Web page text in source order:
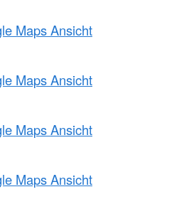
Maps Ansicht
Maps Ansicht
Maps Ansicht
Maps Ansicht